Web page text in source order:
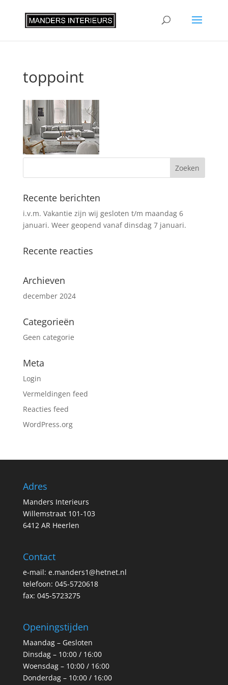
toppoint
Recente berichten
i.v.m. Vakantie zijn wij gesloten t/m maandag 6
januari. Weer geopend vanaf dinsdag 7 januari.
Recente reacties
Archieven
december 2024
Categorieën
Geen categorie
Meta
Login
Vermeldingen feed
Reacties feed
WordPress.org
Adres
Manders Interieurs
Willemstraat 101-103
6412 AR Heerlen
Contact
e-mail: e.manders1@hetnet.nl
telefoon: 045-5720618
fax: 045-5723275
Openingstijden
Maandag – Gesloten
Dinsdag – 10:00 / 16:00
Woensdag – 10:00 / 16:00
Donderdag – 10:00 / 16:00